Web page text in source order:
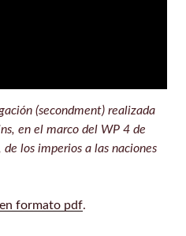
(secondment) realizada
en el marco del WP 4 de
los imperios a las naciones
formato pdf.